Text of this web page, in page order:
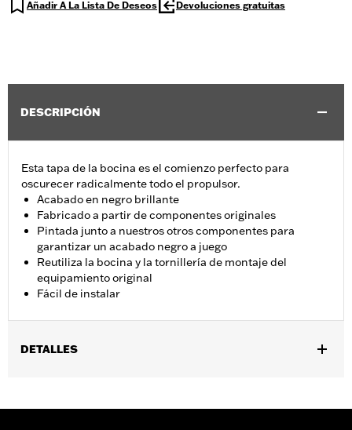
Añadir A La Lista De Deseos Devoluciones gratuitas
DESCRIPCIÓN
Esta tapa de la bocina es el comienzo perfecto para
oscurecer radicalmente todo el propulsor.
Acabado en negro brillante
Fabricado a partir de componentes originales
Pintada junto a nuestros otros componentes para
garantizar un acabado negro a juego
Reutiliza la bocina y la tornillería de montaje del
equipamiento original
Fácil de instalar
DETALLES